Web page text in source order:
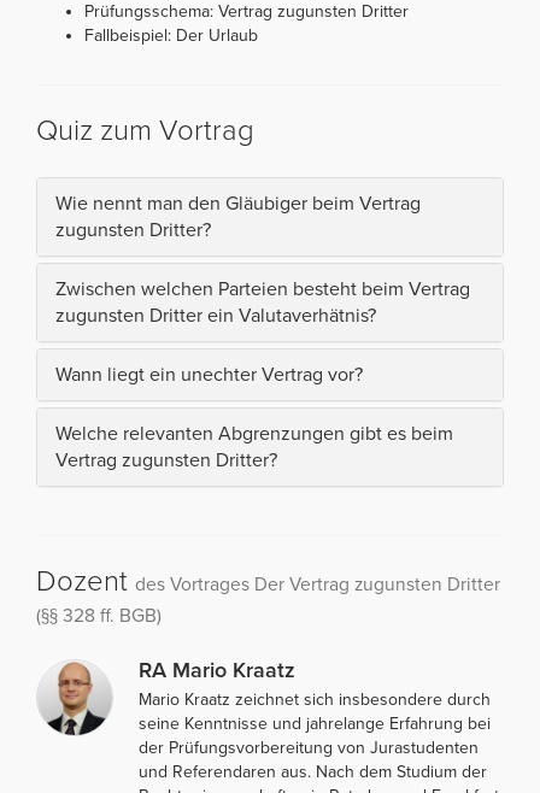
Prüfungsschema: Vertrag zugunsten Dritter
Fallbeispiel: Der Urlaub
Quiz zum Vortrag
Wie nennt man den Gläubiger beim Vertrag
zugunsten Dritter?
Zwischen welchen Parteien besteht beim Vertrag
zugunsten Dritter ein Valutaverhätnis?
Wann liegt ein unechter Vertrag vor?
Welche relevanten Abgrenzungen gibt es beim
Vertrag zugunsten Dritter?
Dozent des Vortrages Der Vertrag zugunsten Dritter
(§§ 328 ff. BGB)
RA Mario Kraatz
Mario Kraatz zeichnet sich insbesondere durch
seine Kenntnisse und jahrelange Erfahrung bei
der Prüfungsvorbereitung von Jurastudenten
und Referendaren aus. Nach dem Studium der